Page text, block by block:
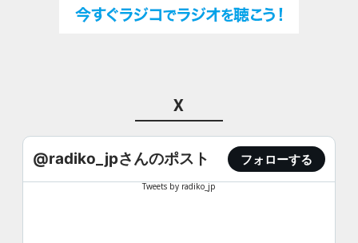
X
@radiko_jpさんのポスト フォローする
Tweets by radiko_jp